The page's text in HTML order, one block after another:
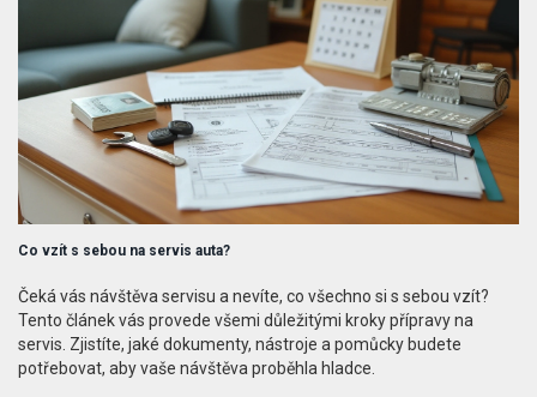
Co vzít s sebou na servis auta?
Čeká vás návštěva servisu a nevíte, co všechno si s sebou vzít?
Tento článek vás provede všemi důležitými kroky přípravy na
servis. Zjistíte, jaké dokumenty, nástroje a pomůcky budete
potřebovat, aby vaše návštěva proběhla hladce.